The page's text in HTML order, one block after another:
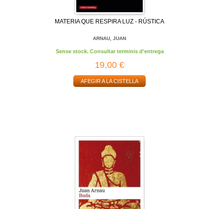
MATERIA QUE RESPIRA LUZ - RÚSTICA
ARNAU, JUAN
Sense stock. Consultar terminis d'entrega
19,00 €
AFEGIR A LA CISTELLA